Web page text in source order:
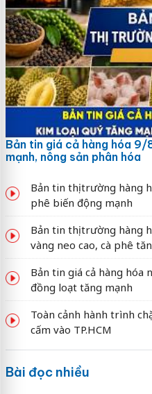
Bản tin giá cả hàng hóa
mạnh, nông sản phân hóa
Bản tin thị trường hàng
phê biến động mạnh
Bản tin thị trường hàng
vàng neo cao, cà phê
Bản tin giá cả hàng hóa
đồng loạt tăng mạnh
Toàn cảnh hành trình
cấm vào TP.HCM
Bài đọc nhiều